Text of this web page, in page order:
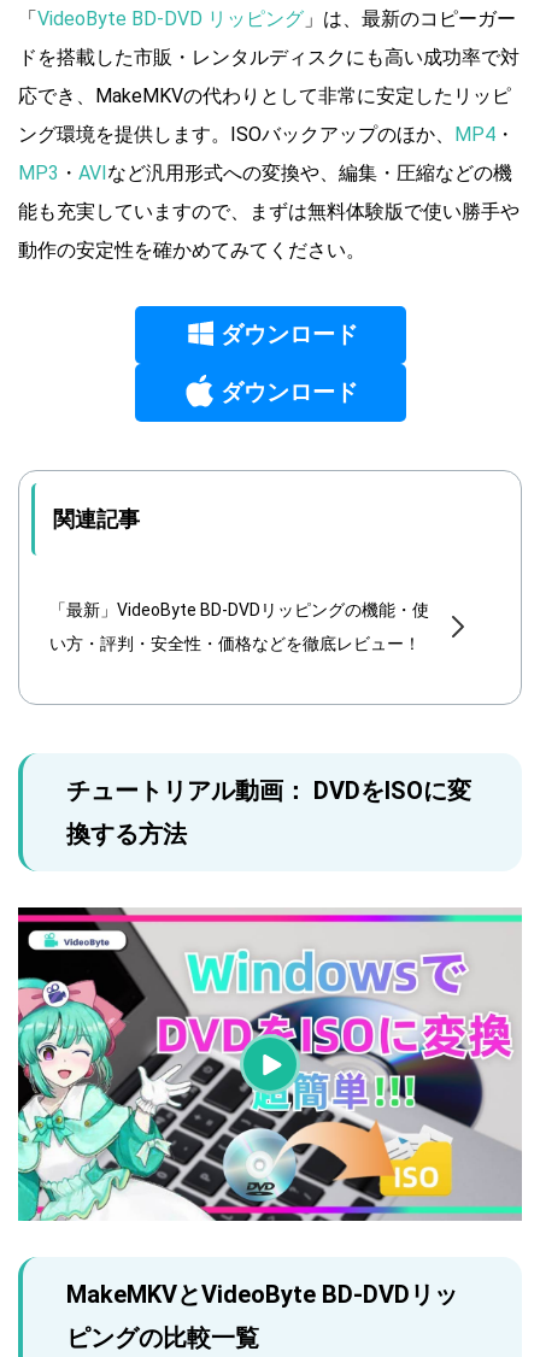
「VideoByte BD-DVD リッピング 」は、最新のコピーガー
ドを搭載した市販・レンタルディスクにも高い成功率で対
応でき、MakeMKVの代わりとして非常に安定したリッピ
ング環境を提供します。ISOバックアップのほか、 MP4 ・
MP3 ・ AVIなど汎用形式への変換や、編集・圧縮などの機
能も充実していますので、まずは無料体験版で使い勝手や
動作の安定性を確かめてみてください。
ダウンロード
ダウンロード
関連記事
「最新」VideoByte BD-DVDリッピングの機能・使
い方・評判・安全性・価格などを徹底レビュー！
チュートリアル動画： DVDをISOに変
換する方法
MakeMKVとVideoByte BD-DVDリッ
ピングの比較一覧